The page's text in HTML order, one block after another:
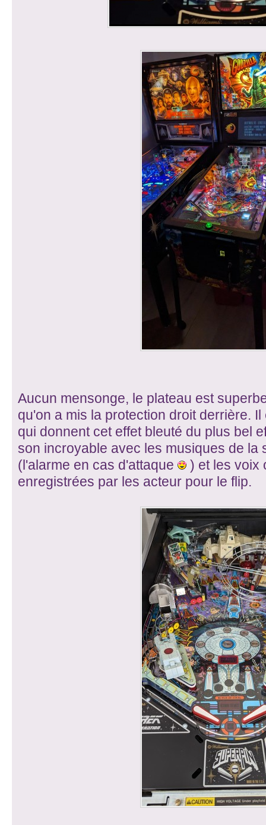
Aucun mensonge, le plateau est
qu'on a mis la protection droit derrière.
qui donnent cet effet bleuté du plus bel
son incroyable avec les musiques de la
(l'alarme en cas d'attaque
) et les voix
enregistrées par les acteur pour le flip.